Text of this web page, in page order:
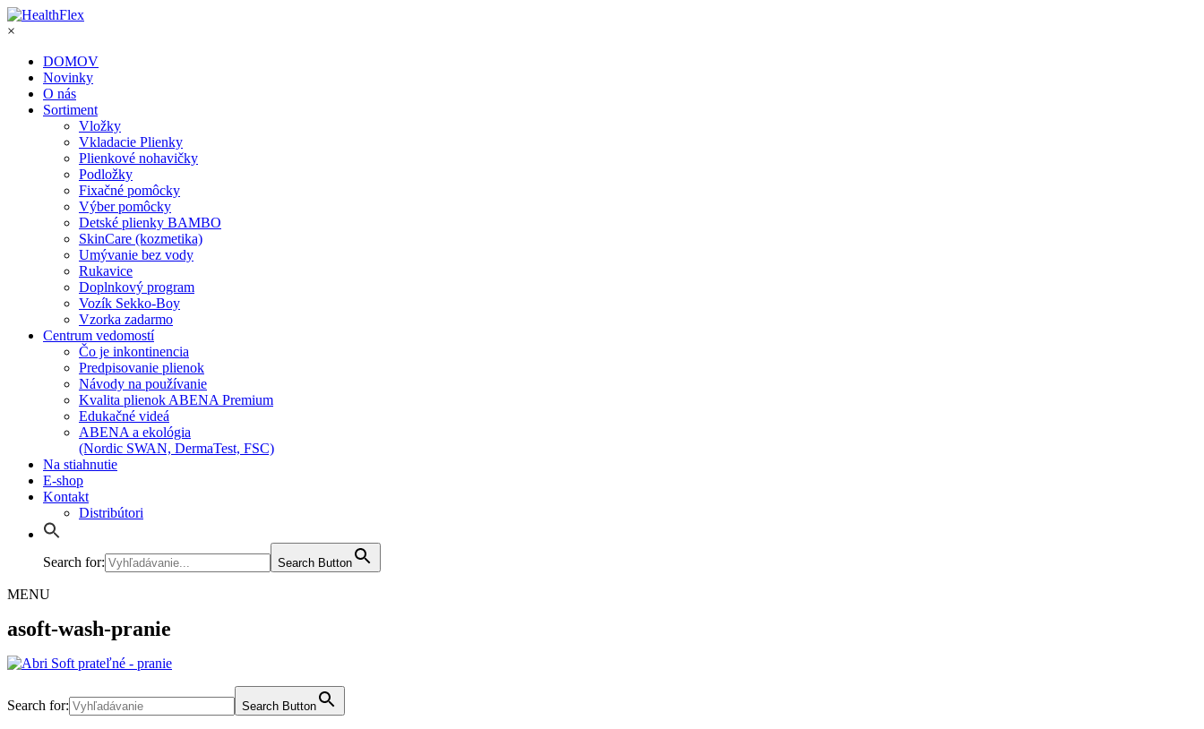
×
DOMOV
Novinky
O nás
Sortiment
Vložky
Vkladacie Plienky
Plienkové nohavičky
Podložky
Fixačné pomôcky
Výber pomôcky
Detské plienky BAMBO
SkinCare (kozmetika)
Umývanie bez vody
Rukavice
Doplnkový program
Vozík Sekko-Boy
Vzorka zadarmo
Centrum vedomostí
Čo je inkontinencia
Predpisovanie plienok
Návody na používanie
Kvalita plienok ABENA Premium
Edukačné videá
ABENA a ekológia
(Nordic SWAN, DermaTest, FSC)
Na stiahnutie
E-shop
Kontakt
Distribútori
Search for: Search Button
MENU
asoft-wash-pranie
Search for: Search Button